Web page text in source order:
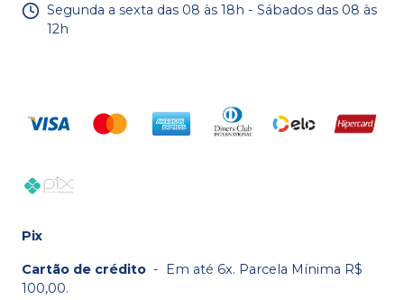
Segunda a sexta das 08 às 18h - Sábados das 08 às
12h
Pix
Cartão de crédito - Em até 6x. Parcela Mínima R$
100,00.